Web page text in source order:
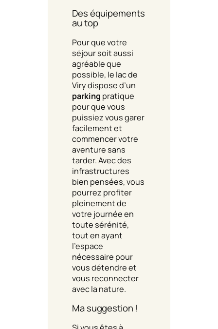
Des équipements
au top
Pour que votre
séjour soit aussi
agréable que
possible, le lac de
Viry dispose d’un
parking pratique
pour que vous
puissiez vous garer
facilement et
commencer votre
aventure sans
tarder. Avec des
infrastructures
bien pensées, vous
pourrez profiter
pleinement de
votre journée en
toute sérénité,
tout en ayant
l’espace
nécessaire pour
vous détendre et
vous reconnecter
avec la nature.
Ma suggestion !